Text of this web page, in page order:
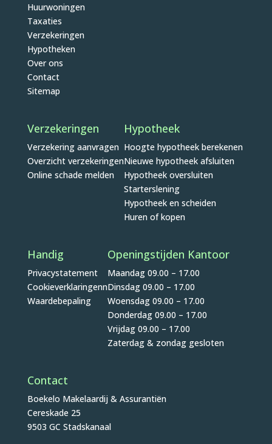
Huurwoningen
Taxaties
Verzekeringen
Hypotheken
Over ons
Contact
Sitemap
Verzekeringen
Verzekering aanvragen
Overzicht verzekeringen
Online schade melden
Hypotheek
Hoogte hypotheek berekenen
Nieuwe hypotheek afsluiten
Hypotheek oversluiten
Starterslening
Hypotheek en scheiden
Huren of kopen
Handig
Privacystatement
Cookieverklaringenn
Waardebepaling
Openingstijden Kantoor
Maandag 09.00 – 17.00
Dinsdag 09.00 – 17.00
Woensdag 09.00 – 17.00
Donderdag 09.00 – 17.00
Vrijdag 09.00 – 17.00
Zaterdag & zondag gesloten
Contact
Boekelo Makelaardij & Assurantiën
Cereskade 25
9503 GC Stadskanaal